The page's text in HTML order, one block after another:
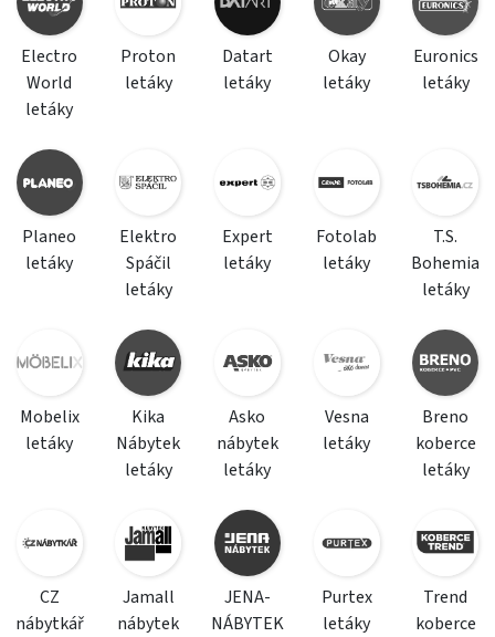
Electro
World
letáky
Proton
letáky
Datart
letáky
Okay
letáky
Euronics
letáky
Planeo
letáky
Elektro
Spáčil
letáky
Expert
letáky
Fotolab
letáky
T.S.
Bohemia
letáky
Mobelix
letáky
Kika
Nábytek
letáky
Asko
nábytek
letáky
Vesna
letáky
Breno
koberce
letáky
CZ
nábytkář
Jamall
nábytek
JENA-
NÁBYTEK
Purtex
letáky
Trend
koberce